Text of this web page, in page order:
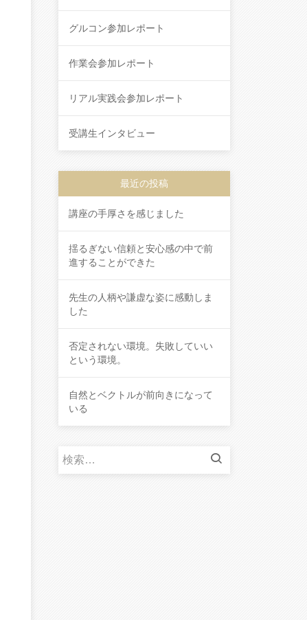
グルコン参加レポート
作業会参加レポート
リアル実践会参加レポート
受講生インタビュー
最近の投稿
講座の手厚さを感じました
揺るぎない信頼と安心感の中で前
進することができた
先生の人柄や謙虚な姿に感動しま
した
否定されない環境。失敗していい
という環境。
自然とベクトルが前向きになって
いる
検
索